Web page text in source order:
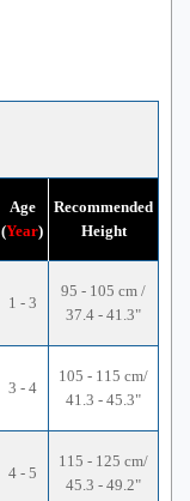
Age
(Year)
Recommended
Height
1 - 3
95 - 105 cm /
37.4 - 41.3"
3 - 4
105 - 115 cm/
41.3 - 45.3"
4 - 5
115 - 125 cm/
45.3 - 49.2"